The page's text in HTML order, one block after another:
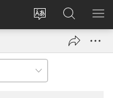
Sui
gagana
o
le
Log
isi
Suʻe
le